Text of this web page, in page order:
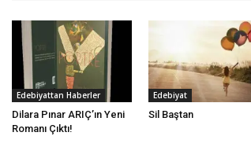
Edebiyattan Haberler
Dilara Pınar ARIÇ’ın Yeni
Romanı Çıktı!
Edebiyat
Sil Baştan